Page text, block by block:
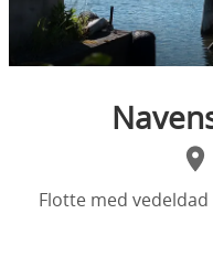
Flotte med